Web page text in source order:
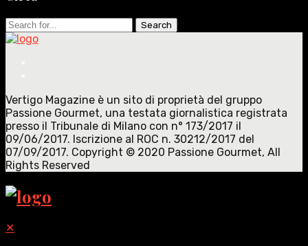
Search
for:
Vertigo Magazine è un sito di proprietà del gruppo
Passione Gourmet, una testata giornalistica registrata
presso il Tribunale di Milano con n° 173/2017 il
09/06/2017. Iscrizione al ROC n. 30212/2017 del
07/09/2017. Copyright © 2020 Passione Gourmet, All
Rights Reserved
✕